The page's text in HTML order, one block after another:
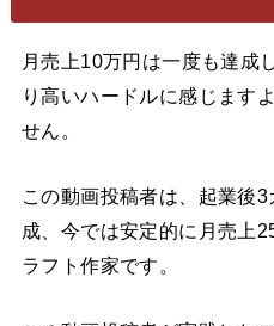
月売上10万円は一度も達成
り高いハードルに感じます
せん。
この動画投稿者は、起業後
成、今では安定的に月売上
ラフト作家です。